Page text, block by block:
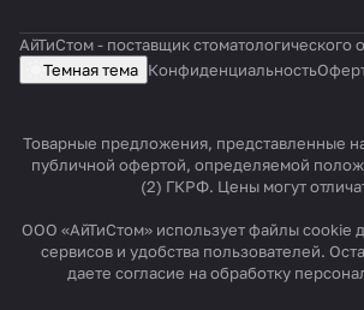
АйТиСтом - поставщик стоматологического
Темная тема Конфиденциальность
Товарные предложения, представленные
публичной офертой, определяемой
(2) ГКРФ. Цены могут
ООО «АйТиСтом» использует файлы cookie
сервисов и удобства пользователей.
даете согласие на обработку